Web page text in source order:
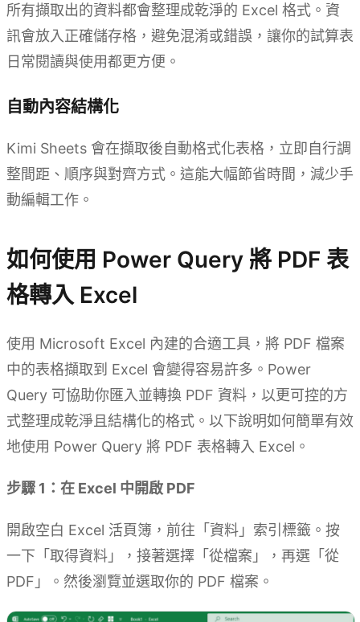
所有擷取出的資料都會整理成乾淨的 Excel 格式。資
訊會放入正確儲存格，避免混淆或錯誤，讓你的試算表
日常閱讀與使用都更方便。
自動內容結構化
Kimi Sheets 會在擷取後自動格式化表格，立即自行調
整間距、順序與對齊方式。這能大幅節省時間，減少手
動編輯工作。
如何使用 Power Query 將 PDF 表
格轉入 Excel
使用 Microsoft Excel 內建的合適工具，將 PDF 檔案
中的表格擷取到 Excel 會變得容易許多。Power
Query 可協助你匯入並轉換 PDF 資料，以更可控的方
式整理成乾淨且結構化的格式。以下說明如何簡單有效
地使用 Power Query 將 PDF 表格轉入 Excel。
步驟 1：在 Excel 中開啟 PDF
開啟空白 Excel 活頁簿，前往「資料」索引標籤。按
一下「取得資料」，接著選擇「從檔案」，再選「從
PDF」。然後瀏覽並選取你的 PDF 檔案。